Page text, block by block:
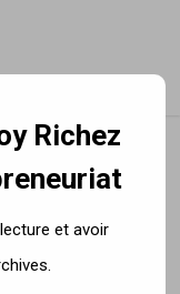
bon
Richez
et avoir